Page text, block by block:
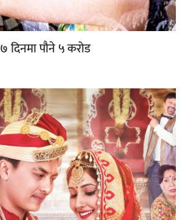
७ दिनमा पौने ५ करोड